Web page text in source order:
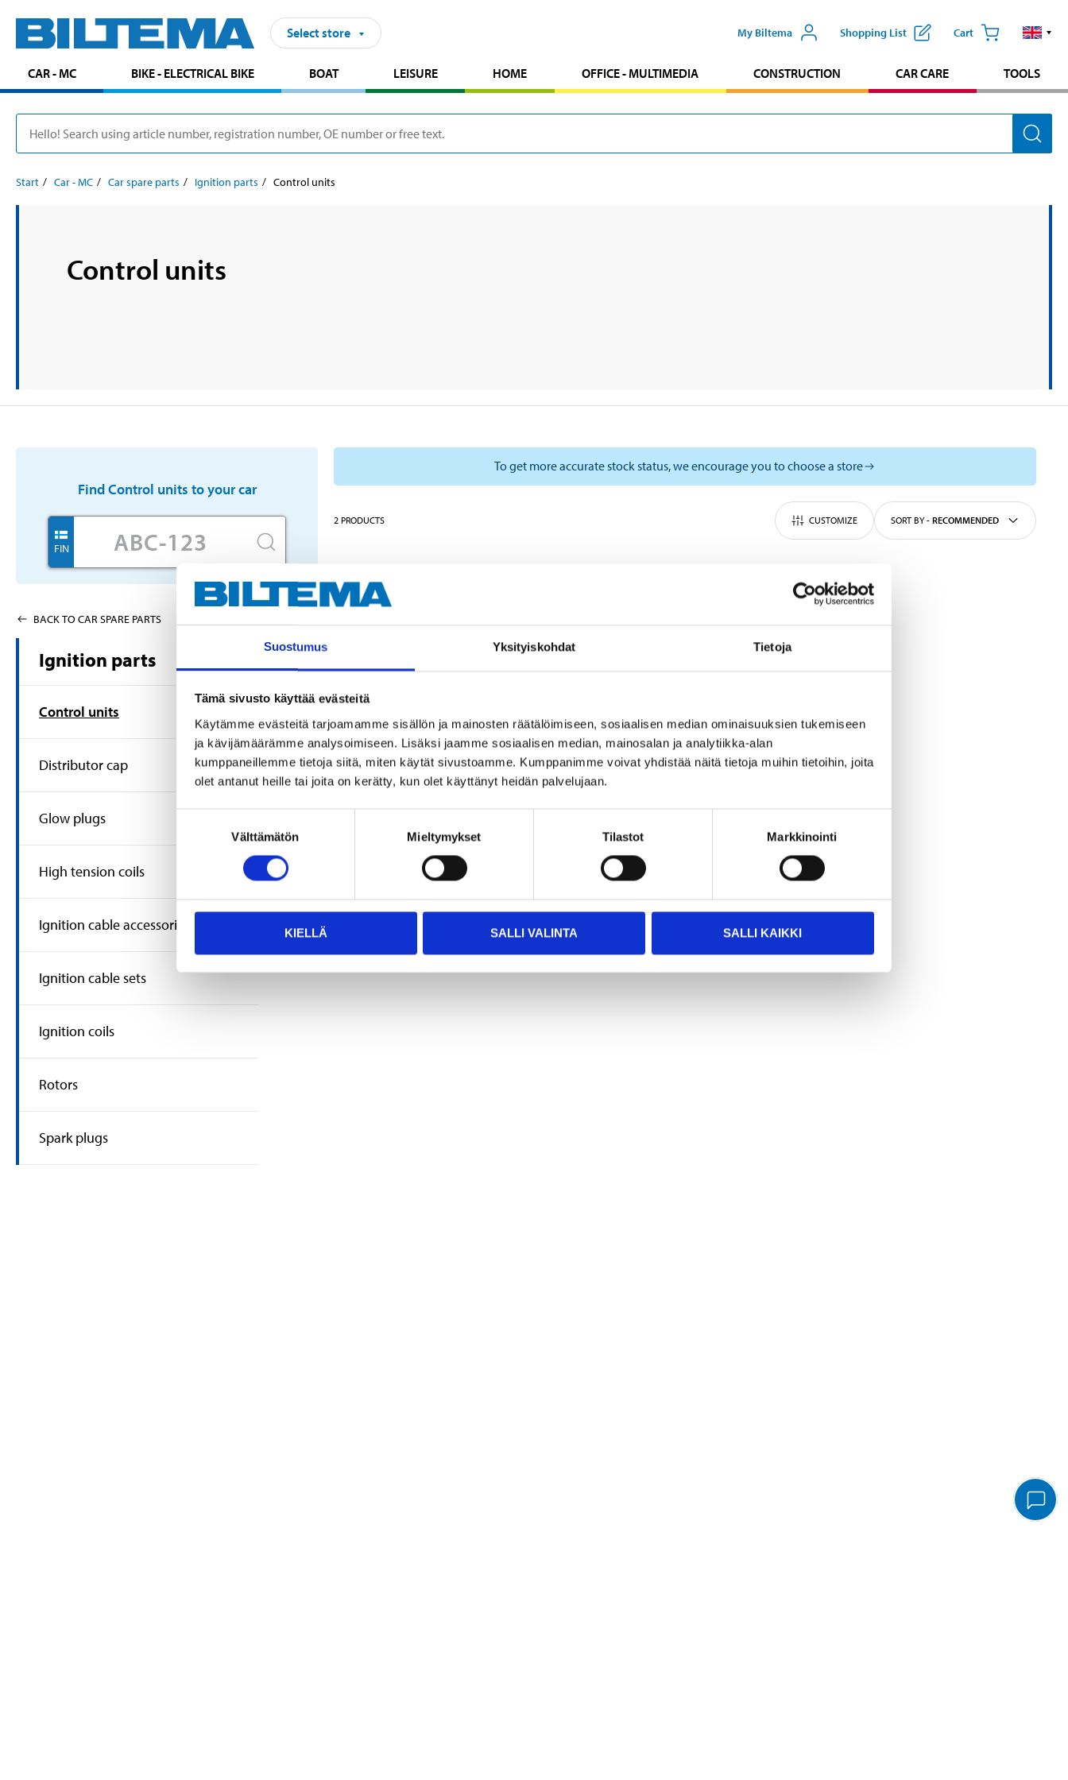
Suostumus Yksityiskohdat Tietoja
Tämä sivusto käyttää evästeitä
Käytämme evästeitä tarjoamamme sisällön ja mainosten räätälöimiseen, sosiaalisen median ominaisuuksien tukemiseen
ja kävijämäärämme analysoimiseen. Lisäksi jaamme sosiaalisen median, mainosalan ja analytiikka-alan
kumppaneillemme tietoja siitä, miten käytät sivustoamme. Kumppanimme voivat yhdistää näitä tietoja muihin tietoihin, joita
olet antanut heille tai joita on kerätty, kun olet käyttänyt heidän palvelujaan.
Välttämätön Mieltymykset Tilastot Markkinointi
KIELLÄ SALLI VALINTA SALLI KAIKKI
Select store My Biltema Shopping List Cart
CAR - MC BIKE - ELECTRICAL BIKE BOAT LEISURE HOME OFFICE - MULTIMEDIA CONSTRUCTION CAR CARE TOOLS
Start Car - MC Car spare parts Ignition parts Control units
Control units
FindControl units to your car
FIN
BACK TO CAR SPARE PARTS
Ignition parts
Control units
Distributor cap
Glow plugs
High tension coils
Ignition cable accessories
Ignition cable sets
Ignition coils
Rotors
Spark plugs
To get more accurate stock status, we encourage you to choose a store
2 PRODUCTS CUSTOMIZE SORT BY- RECOMMENDED
11
Ignition control
unit
53-2611
22store
Not sold online
10
Ignition control
unit
53-2600
24store